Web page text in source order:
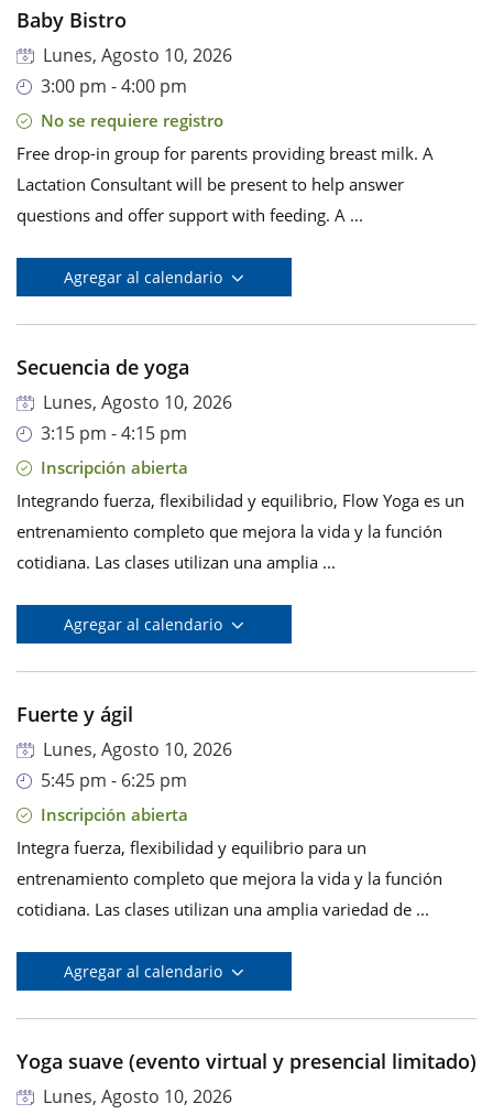
Baby Bistro
Lunes, Agosto 10, 2026
3:00 pm - 4:00 pm
No se requiere registro
Free drop-in group for parents providing breast milk. A
Lactation Consultant will be present to help answer
questions and offer support with feeding. A ...
Agregar al calendario
Secuencia de yoga
Lunes, Agosto 10, 2026
3:15 pm - 4:15 pm
Inscripción abierta
Integrando fuerza, flexibilidad y equilibrio, Flow Yoga es un
entrenamiento completo que mejora la vida y la función
cotidiana. Las clases utilizan una amplia ...
Agregar al calendario
Fuerte y ágil
Lunes, Agosto 10, 2026
5:45 pm - 6:25 pm
Inscripción abierta
Integra fuerza, flexibilidad y equilibrio para un
entrenamiento completo que mejora la vida y la función
cotidiana. Las clases utilizan una amplia variedad de ...
Agregar al calendario
Yoga suave (evento virtual y presencial limitado)
Lunes, Agosto 10, 2026